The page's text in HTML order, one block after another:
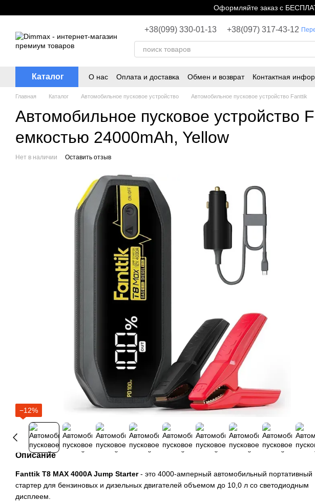
Оформляйте заказ с
+38(099) 330-01-13 +38(097) 317-43-12
Каталог О нас Оплата и доставка Обмен и возврат Контактная
Главная Каталог Автомобильное пусковое устройство Автомобильное пусковое устройство Fanttik
Автомобильное пусковое устройство
емкостью 24000mAh, Yellow
Нет в наличии Оставить отзыв
−12%
Описание
Fanttik T8 MAX 4000A Jump Starter- это 4000-амперный автомобильный портативный
стартер для бензиновых и дизельных двигателей объемом до 10,0 л со светодиодным
дисплеем.